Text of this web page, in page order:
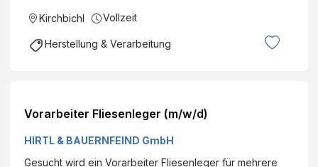
Kirchbichl Vollzeit
Herstellung & Verarbeitung
Vorarbeiter Fliesenleger (m/w/d)
HIRTL & BAUERNFEIND GmbH
Gesucht wird ein Vorarbeiter Fliesenleger für mehrere